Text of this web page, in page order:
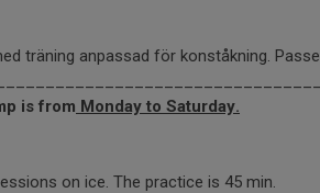
träning anpassad för konståkning.
is from Monday to Saturday.
on ice. The practice is 45 min.